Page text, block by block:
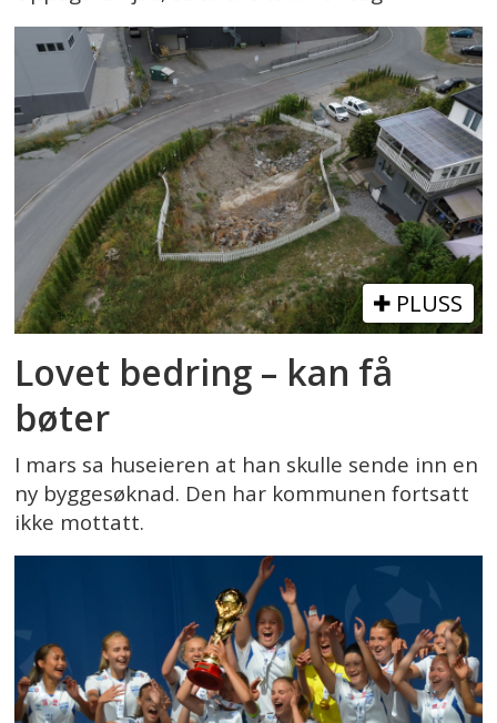
PLUSS
Lovet bedring – kan få
bøter
I mars sa huseieren at han skulle sende inn en
ny byggesøknad. Den har kommunen fortsatt
ikke mottatt.